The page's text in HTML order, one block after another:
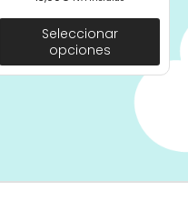
Seleccionar
opciones